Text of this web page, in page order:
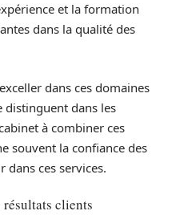
et la formation
dans la qualité des
dans ces domaines
distinguent dans les
à combiner ces
souvent la confiance des
dans ces services.
clients